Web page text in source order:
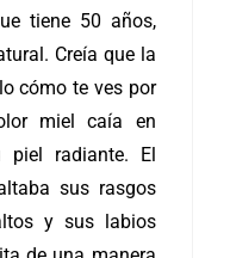
tiene 50 años,
Creía que la
cómo te ves por
miel caía en
piel radiante. El
sus rasgos
y sus labios